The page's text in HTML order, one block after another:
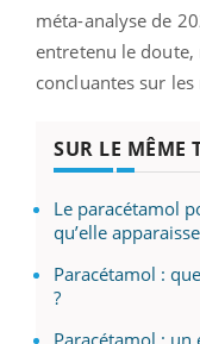
méta-analyse de
entretenu le
concluantes sur
SUR LE MÊME
Le paracétamol
qu’elle
Paracétamol :
?
Paracétamol : un